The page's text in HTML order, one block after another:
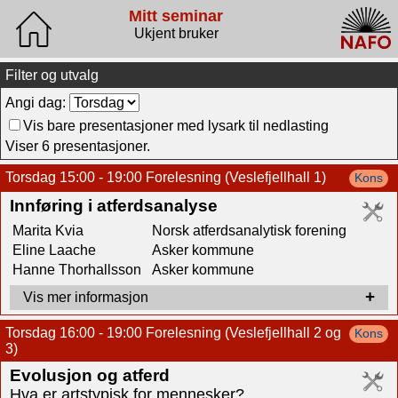
Mitt seminar
Ukjent bruker
Filter og utvalg
Angi dag:
Vis bare presentasjoner med lysark til nedlasting
Viser 6 presentasjoner.
Kons
Torsdag 15:00 - 19:00 Forelesning (Veslefjellhall 1)
Innføring i atferdsanalyse
Marita Kvia
Norsk atferdsanalytisk forening
Eline Laache
Asker kommune
Hanne Thorhallsson
Asker kommune
Sammendrag:
I likhet med andre forståelses- og praksisformer har også
atferdsanalysen sitt eget begrepsapparat. For å kunne
utvikle faget teoretisk og praktisk har vi behov for et fagspråk
Kons
Torsdag 16:00 - 19:00 Forelesning (Veslefjellhall 2 og
3)
Evolusjon og atferd
Hva er artstypisk for mennesker?